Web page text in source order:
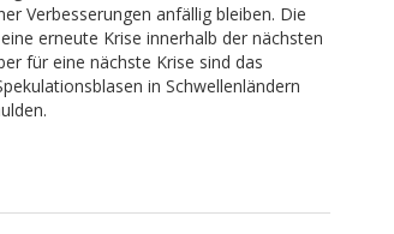
Verbesserungen anfällig bleiben. Die
erneute Krise innerhalb der nächsten
für eine nächste Krise sind das
in Schwellenländern